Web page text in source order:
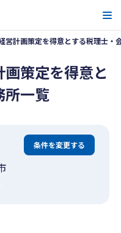
営計画策定を得意とする税理士・
策定を得意と
所一覧
条件を変更する